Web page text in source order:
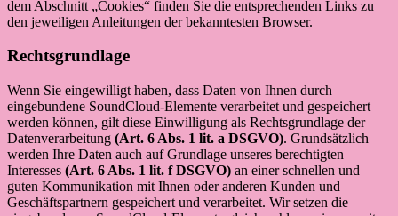
dem Abschnitt „Cookies“ finden Sie die entsprechenden Links zu
den jeweiligen Anleitungen der bekanntesten Browser.
Rechtsgrundlage
Wenn Sie eingewilligt haben, dass Daten von Ihnen durch
eingebundene SoundCloud-Elemente verarbeitet und gespeichert
werden können, gilt diese Einwilligung als Rechtsgrundlage der
Datenverarbeitung (Art. 6 Abs. 1 lit. a DSGVO). Grundsätzlich
werden Ihre Daten auch auf Grundlage unseres berechtigten
Interesses (Art. 6 Abs. 1 lit. f DSGVO) an einer schnellen und
guten Kommunikation mit Ihnen oder anderen Kunden und
Geschäftspartnern gespeichert und verarbeitet. Wir setzen die